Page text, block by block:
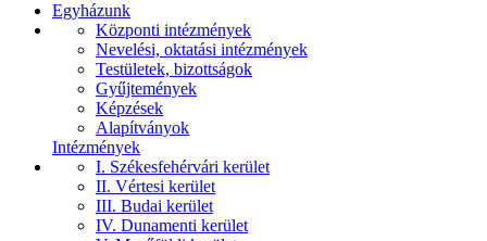
Egyházunk
Központi intézmények
Nevelési, oktatási intézmények
Testületek, bizottságok
Gyűjtemények
Képzések
Alapítványok
Intézmények
I. Székesfehérvári kerület
II. Vértesi kerület
III. Budai kerület
IV. Dunamenti kerület